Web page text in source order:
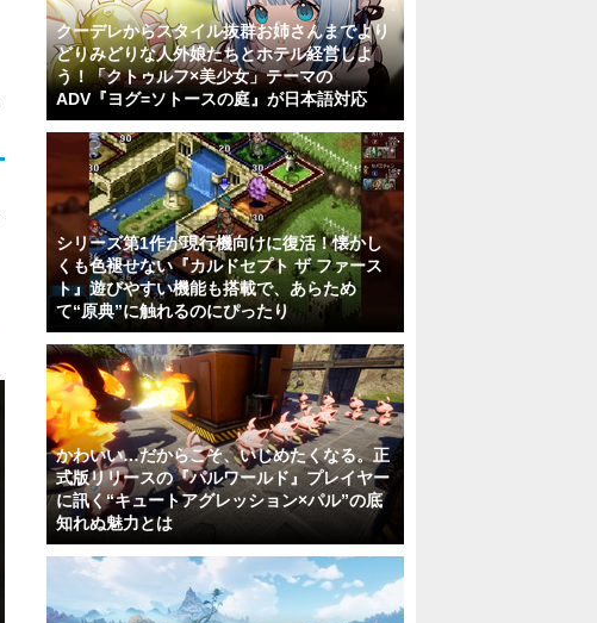
クーデレからスタイル抜群お姉さんまでより
どりみどりな人外娘たちとホテル経営しよ
う！「クトゥルフ×美少女」テーマの
ADV『ヨグ=ソトースの庭』が日本語対応
シリーズ第1作が現行機向けに復活！懐かし
くも色褪せない『カルドセプト ザ ファース
ト』遊びやすい機能も搭載で、あらため
て“原典”に触れるのにぴったり
かわいい…だからこそ、いじめたくなる。正
式版リリースの『パルワールド』プレイヤー
に訊く“キュートアグレッション×パル”の底
知れぬ魅力とは